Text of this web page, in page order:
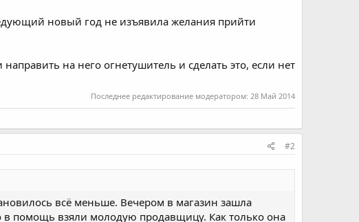
новый год не изъявила желания прийти
на него огнетушитель и сделать это, если нет
Последнее редактирование модератором: 28 Май 2014
#2
всё меньше. Вечером в магазин зашла
помощь взяли молодую продавщицу. Как только она